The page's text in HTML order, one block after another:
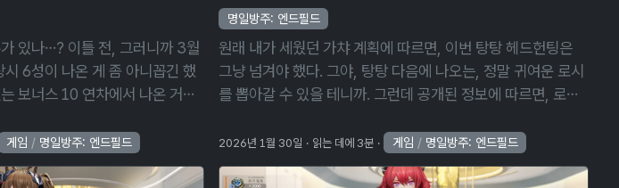
있나…? 이틀 전, 그러니까 3월
6성이 나온 게 좀 아니꼽긴 했
보너스 10 연차에서 나온 거라
명일방주: 엔드필드
원래 내가 세웠던 가챠 계획에 따르면, 이번 탕탕 헤드헌팅은
그냥 넘겨야 했다. 그야, 탕탕 다음에 나오는, 정말 귀여운 로시
를 뽑아갈 수 있을 테니까. 그런데 공개된 정보에 따르면, 로시
연계 스킬 모두 …
게임 / 명일방주: 엔드필드 2026년 1월 30일 읽는 데에 3분 게임 / 명일방주: 엔드필드